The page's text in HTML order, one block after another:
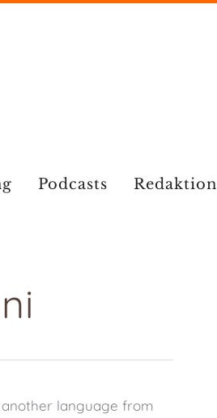
Podcasts Redaktion
language from